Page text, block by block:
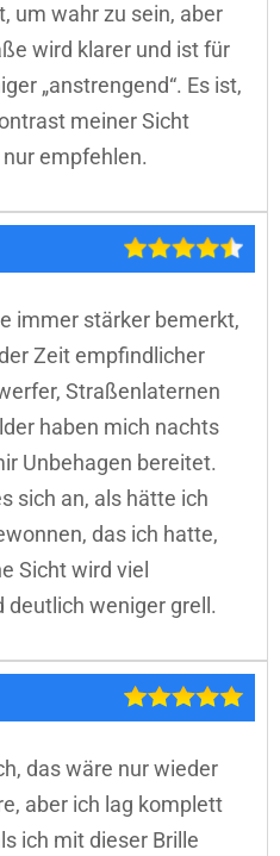
um wahr zu sein, aber
wird klarer und ist für
„anstrengend“. Es ist,
meiner Sicht
empfehlen.
immer stärker bemerkt,
Zeit empfindlicher
Straßenlaternen
haben mich nachts
Unbehagen bereitet.
sich an, als hätte ich
das ich hatte,
Sicht wird viel
deutlich weniger grell.
das wäre nur wieder
aber ich lag komplett
ich mit dieser Brille